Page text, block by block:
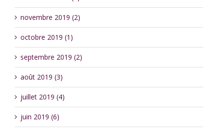
novembre 2019 (2)
octobre 2019 (1)
septembre 2019 (2)
août 2019 (3)
juillet 2019 (4)
juin 2019 (6)